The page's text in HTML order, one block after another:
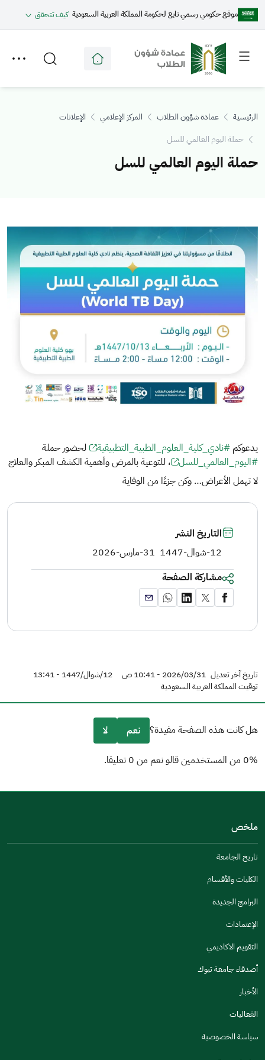
موقع حكومي رسمي تابع لحكومة المملكة العربية السعودية كيف تتحقق
Toggle
menu
Toggle
secondary
menu
الرئيسية عمادة شؤون الطلاب المركز الإعلامي
الإعلانات
حملة اليوم العالمي للسل
حملة اليوم العالمي للسل
الصورة
يدعوكم #نادي_كلية_العلوم_الطبية_التطبيقية
لحضور حملة
#اليوم_العالمي_للسل ، للتوعية بالمرض وأهمية الكشف المبكر والعلاج
لا تهمل الأعراض… وكن جزءًا من الوقاية
التاريخ النشر
12-شوال-1447
31-مارس-2026
مشاركة الصفحة
تاريخ آخر تعديل 2026/03/31 - 10:41 ص
12/شوال/1447 - 13:41
توقيت المملكة العربية السعودية
هل كانت هذه الصفحة مفيدة؟ نعم لا
0% من المستخدمين قالو نعم من 0 تعليقا.
مكتوبة بشكل جيد
الإجابات كانت مرتبطة
تصميمه يجعله سهل القراءة
أخرى
جنس
اخبرنا عن تجربتك في هذه الخدمة
ملخص
تاريخ الجامعة
الكليات والأقسام
البرامج الجديدة
الإعتمادات
التقويم الاكاديمي
أصدقاء جامعة تبوك
الأخبار
الفعاليات
سياسة الخصوصية